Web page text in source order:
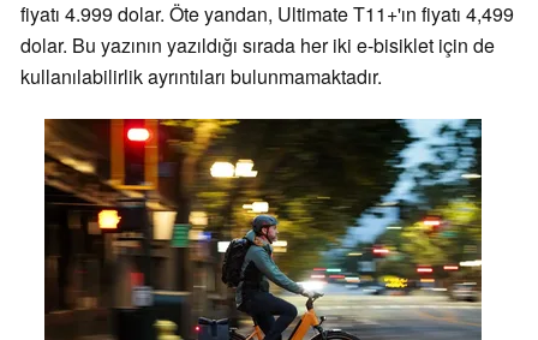
fiyatı 4.999 dolar. Öte yandan, Ultimate T11+'ın fiyatı 4,499
dolar. Bu yazının yazıldığı sırada her iki e-bisiklet için de
kullanılabilirlik ayrıntıları bulunmamaktadır.